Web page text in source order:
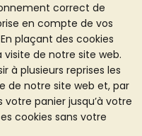
correct de
en compte de vos
plaçant des cookies
de notre site web.
à plusieurs reprises les
de notre site web et, par
panier jusqu’à votre
cookies sans votre